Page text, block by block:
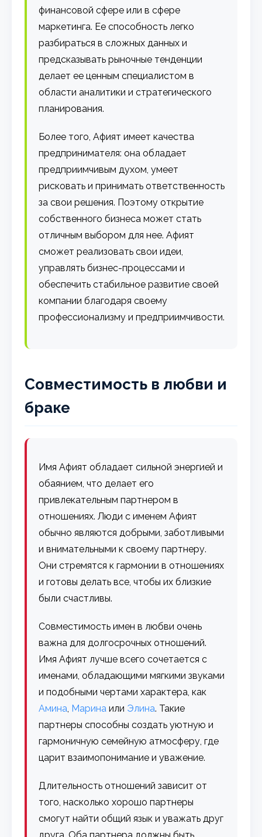
финансовой сфере или в сфере
маркетинга. Ее способность легко
разбираться в сложных данных и
предсказывать рыночные тенденции
делает ее ценным специалистом в
области аналитики и стратегического
планирования.
Более того, Афият имеет качества
предпринимателя: она обладает
предприимчивым духом, умеет
рисковать и принимать ответственность
за свои решения. Поэтому открытие
собственного бизнеса может стать
отличным выбором для нее. Афият
сможет реализовать свои идеи,
управлять бизнес-процессами и
обеспечить стабильное развитие своей
компании благодаря своему
профессионализму и предприимчивости.
Совместимость в любви и
браке
Имя Афият обладает сильной энергией и
обаянием, что делает его
привлекательным партнером в
отношениях. Люди с именем Афият
обычно являются добрыми, заботливыми
и внимательными к своему партнеру.
Они стремятся к гармонии в отношениях
и готовы делать все, чтобы их близкие
были счастливы.
Совместимость имен в любви очень
важна для долгосрочных отношений.
Имя Афият лучше всего сочетается с
именами, обладающими мягкими звуками
и подобными чертами характера, как
Амина, Марина или Элина. Такие
партнеры способны создать уютную и
гармоничную семейную атмосферу, где
царит взаимопонимание и уважение.
Длительность отношений зависит от
того, насколько хорошо партнеры
смогут найти общий язык и уважать друг